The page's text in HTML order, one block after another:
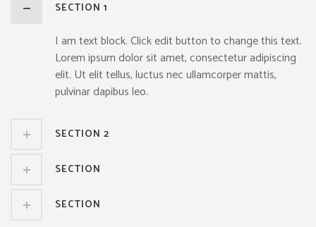
SECTION 1
I am text block. Click edit button to change this text.
Lorem ipsum dolor sit amet, consectetur adipiscing
elit. Ut elit tellus, luctus nec ullamcorper mattis,
pulvinar dapibus leo.
SECTION 2
SECTION
SECTION